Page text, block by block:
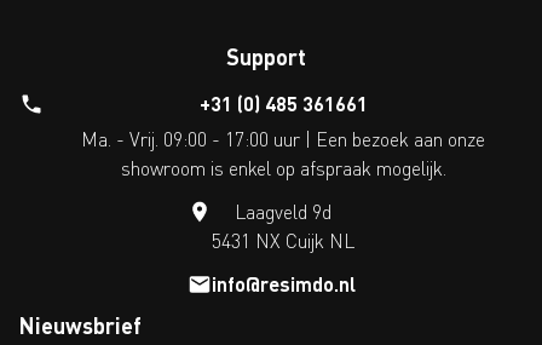
Support
+31 (0) 485 361661
Ma. - Vrij. 09:00 - 17:00 uur | Een bezoek aan onze
showroom is enkel op afspraak mogelijk.
Laagveld 9d
5431 NX Cuijk NL
info@resimdo.nl
Nieuwsbrief